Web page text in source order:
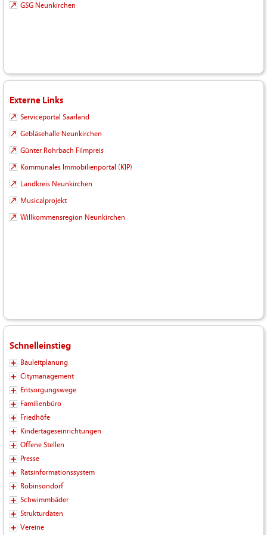
GSG Neunkirchen
Externe Links
Serviceportal Saarland
Gebläsehalle Neunkirchen
Günter Rohrbach Filmpreis
Kommunales Immobilienportal (KIP)
Landkreis Neunkirchen
Musicalprojekt
Willkommensregion Neunkirchen
Schnelleinstieg
Bauleitplanung
Citymanagement
Entsorgungswege
Familienbüro
Friedhöfe
Kindertageseinrichtungen
Offene Stellen
Presse
Ratsinformationssystem
Robinsondorf
Schwimmbäder
Strukturdaten
Vereine